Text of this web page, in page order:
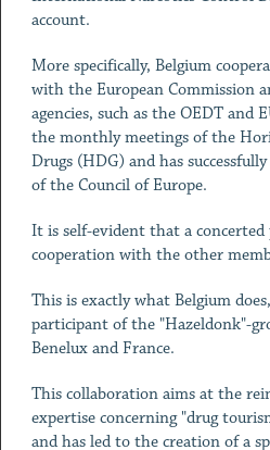
account.
More specifically, Belgium
with the European Commission
agencies, such as the OEDT and
the monthly meetings of the
Drugs (HDG) and has
of the Council of Europe.
It is self-evident that a concerted
cooperation with the other
This is exactly what Belgium
participant of the "Hazeldonk"-
Benelux and France.
This collaboration aims at the
expertise concerning "drug
and has led to the creation of a